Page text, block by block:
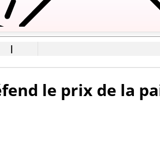
le prix de la